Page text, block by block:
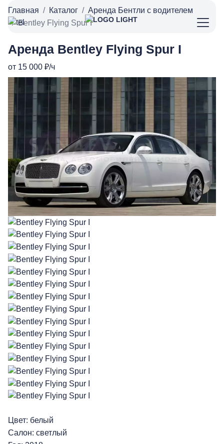
Главная Каталог
Аренда Бентли с водителем
Bentley Flying Spur I
Аренда Bentley Flying Spur I
от 15 000 ₽/ч
Цвет: белый
Салон: светлый